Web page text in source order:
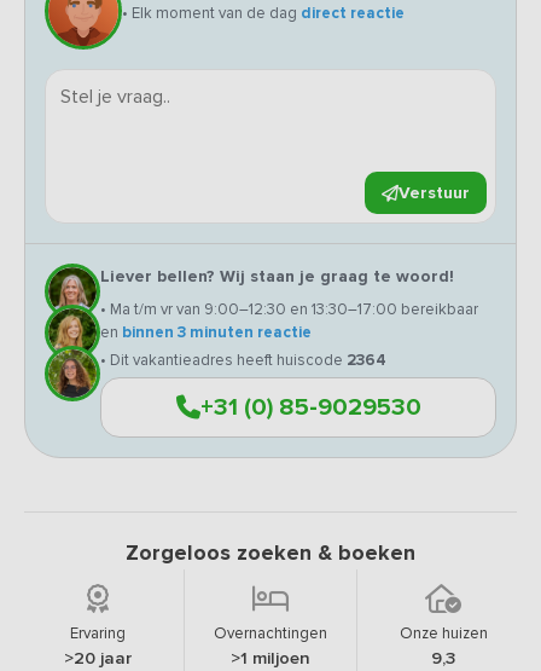
• Elk moment van de dag direct reactie
Verstuur
Liever bellen? Wij staan je graag te woord!
• Ma t/m vr van 9:00–12:30 en 13:30–17:00 bereikbaar
en binnen 3 minuten reactie
• Dit vakantieadres heeft huiscode 2364
+31 (0) 85-9029530
Zorgeloos zoeken & boeken
Ervaring
>20 jaar
Overnachtingen
>1 miljoen
Onze huizen
9,3